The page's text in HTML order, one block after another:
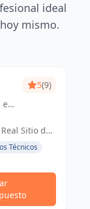
ideal
mismo.
en
5(9)
Sitio de
Técnicos